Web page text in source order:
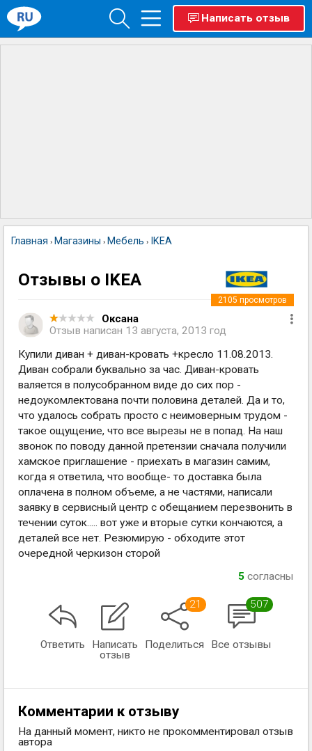
Написать отзыв
Главная › Магазины › Мебель › IKEA
Отзывы о IKEA
Оксана
Отзыв написан 13 августа, 2013 год
2105 просмотров
Купили диван + диван-кровать +кресло 11.08.2013.
Диван собрали буквально за час. Диван-кровать
валяется в полусобранном виде до сих пор -
недоукомлектована почти половина деталей. Да и то,
что удалось собрать просто с неимоверным трудом -
такое ощущение, что все вырезы не в попад. На наш
звонок по поводу данной претензии сначала получили
хамское приглашение - приехать в магазин самим,
когда я ответила, что вообще- то доставка была
оплачена в полном объеме, а не частями, написали
заявку в сервисный центр с обещанием перезвонить в
течении суток..... вот уже и вторые сутки кончаются, а
деталей все нет. Резюмирую - обходите этот
очередной черкизон сторой
5 согласны
Ответить
Написать
отзыв
21
Поделиться
507
Все отзывы
Комментарии к отзыву
На данный момент, никто не прокомментировал отзыв
автора